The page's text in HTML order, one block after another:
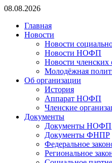
Перейти
содержимому
08.08.2026
Главная
Новости
Новости
Новости НОФП
Новости членских
Молодёжная
Об организации
История
Аппарат НОФП
Членские
Документы
Документы НОФП
Документы ФНПР
Федеральное
Региональное